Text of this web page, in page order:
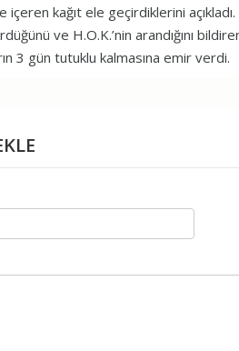
kağıt ele geçirdiklerini açıkladı.
ve H.O.K.’nin arandığını
3 gün tutuklu kalmasına emir verdi.